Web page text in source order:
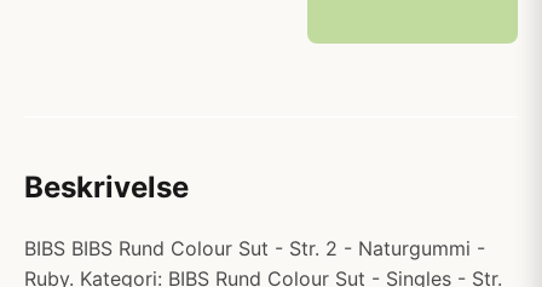
Beskrivelse
BIBS BIBS Rund Colour Sut - Str. 2 - Naturgummi -
Ruby. Kategori: BIBS Rund Colour Sut - Singles - Str.